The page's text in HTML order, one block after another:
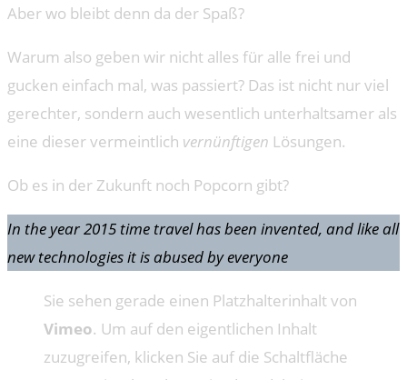
Aber wo bleibt denn da der Spaß?
Warum also geben wir nicht alles für alle frei und
gucken einfach mal, was passiert? Das ist nicht nur viel
gerechter, sondern auch wesentlich unterhaltsamer als
eine dieser vermeintlich vernünftigen Lösungen.
Ob es in der Zukunft noch Popcorn gibt?
In the year 2015 time travel has been invented, and like all
new technologies it is abused by everyone
Sie sehen gerade einen Platzhalterinhalt von
Vimeo. Um auf den eigentlichen Inhalt
zuzugreifen, klicken Sie auf die Schaltfläche